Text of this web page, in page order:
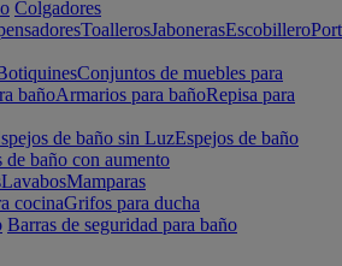
Colgadores
ToallerosJabonerasEscobillero
Conjuntos de muebles para
bañoArmarios para bañoRepisa para
de baño sin LuzEspejos de baño
de baño con aumento
LavabosMamparas
cocinaGrifos para ducha
Barras de seguridad para baño